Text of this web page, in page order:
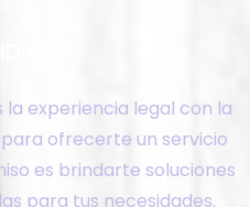
experiencia legal con la
ofrecerte un servicio
es brindarte soluciones
para tus necesidades.